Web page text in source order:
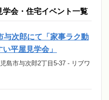
学会・住宅イベント一覧
与次郎にて「家事ラク動
平屋見学会」
島市与次郎2丁目5-37 - リブワ